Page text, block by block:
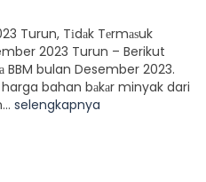
Turun, Tіdаk Tеrmаѕuk
2023 Turun – Berikut
bulan Desember 2023.
harga bahan bаkаr minyak dari
selengkapnya